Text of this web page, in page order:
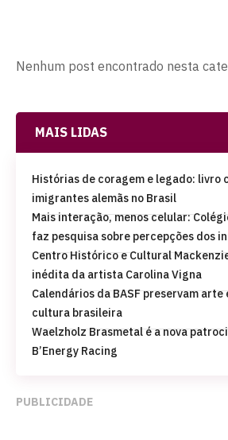
Nenhum post encontrado nesta
MAIS LIDAS
Histórias de coragem e legado: livro
imigrantes alemãs no Brasil
Mais interação, menos celular:
faz pesquisa sobre percepções dos
Centro Histórico e Cultural
inédita da artista Carolina Vigna
Calendários da BASF preservam arte
cultura brasileira
Waelzholz Brasmetal é a nova
B’Energy Racing
PUBLICIDADE